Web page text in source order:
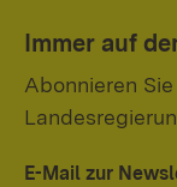
Immer auf
Abonnieren
E-Mail zur